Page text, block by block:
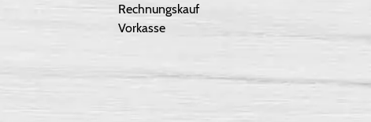
Rechnungskauf
Vorkasse